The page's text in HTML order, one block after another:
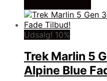
pris
Udsalg! 10%
Trek Marlin 5
Alpine Blue